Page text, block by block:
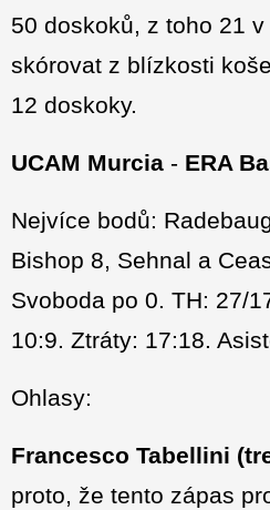
50 doskoků, z toho 21
skórovat z blízkosti
12 doskoky.
UCAM Murcia - ERA
Nejvíce bodů:
Bishop 8, Sehnal a
Svoboda po 0. TH: 27/
10:9. Ztráty: 17:18.
Ohlasy:
Francesco Tabellini
proto, že tento zápas